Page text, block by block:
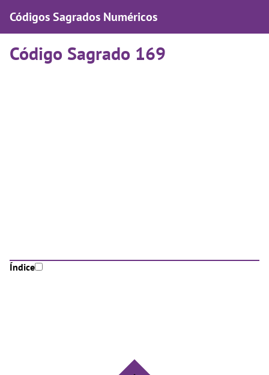
Códigos Sagrados Numéricos
Código Sagrado 169
Índice